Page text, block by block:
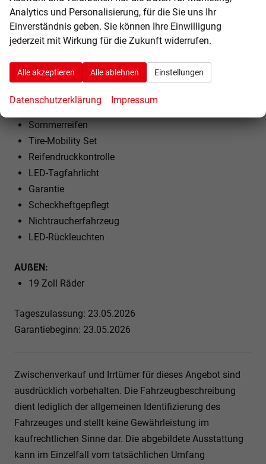
Rücksitzbank teilbar
Lenkrad höhenverstellbar
Lenkradheizung
EXTRAS:
Sommerreifen
Tire-Mobility Set
Reifendruckkontrolle
LED-Tagfahrlicht
Garantie
Scheckheftgepflegt
Nichtraucherfahrzeug
LED-Rückleuchten
AUßEN:
19 Zoll Räder
Tageszulassung: 23.05.2026
Garantiebeginn: 23.05.2026
Zwischenverkauf und Irrtümer für dieses Angebot sind
ausdrücklich vorbehalten. Die Fahrzeugbeschreibung
dient lediglich der allgemeinen Identifizierung des
Fahrzeuges und stellt keine Gewährleistung im
kaufrechtlichen Sinne dar. Die abgebildete Ausstattung
kann im Einzelfall vom tatsächlichen Umfang
Analytics und Personalisierung, für die Sie uns Ihr
Einverständnis geben. Sie können Ihre Einwilligung
jederzeit mit Wirkung für die Zukunft widerrufen.
Alle akzeptieren Alle ablehnen Einstellungen
Datenschutzerklärung Impressum